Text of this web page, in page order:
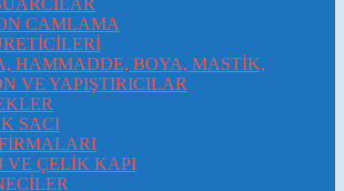
CAMLAMA
HAMMADDE, BOYA, MASTİK,
VE YAPIŞTIRICILAR
SACI
VE ÇELİK KAPI